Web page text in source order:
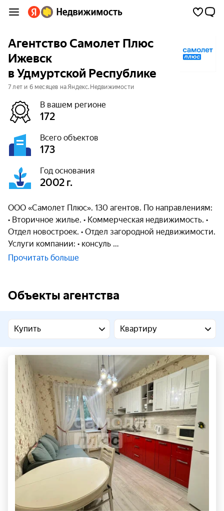
Агентство Самолет Плюс
Ижевск
в Удмуртской Республике
7 лет и 6 месяцев на Яндекс.Недвижимости
В вашем регионе
172
Всего объектов
173
Год основания
2002 г.
ООО «Самолет Плюс». 130 агентов. По направлениям:
• Вторичное жилье. • Коммерческая недвижимость. •
Отдел новостроек. • Отдел загородной недвижимости.
Услуги компании: • консуль
Прочитать больше
Объекты агентства
Купить Квартиру